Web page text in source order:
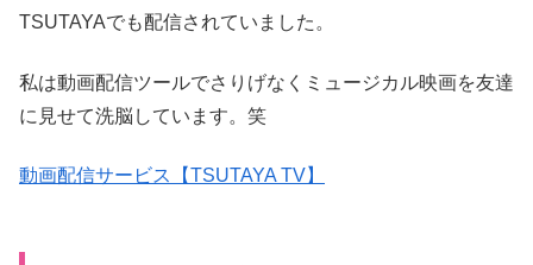
TSUTAYAでも配信されていました。
私は動画配信ツールでさりげなくミュージカル映画を友達
に見せて洗脳しています。笑
動画配信サービス【TSUTAYA TV】